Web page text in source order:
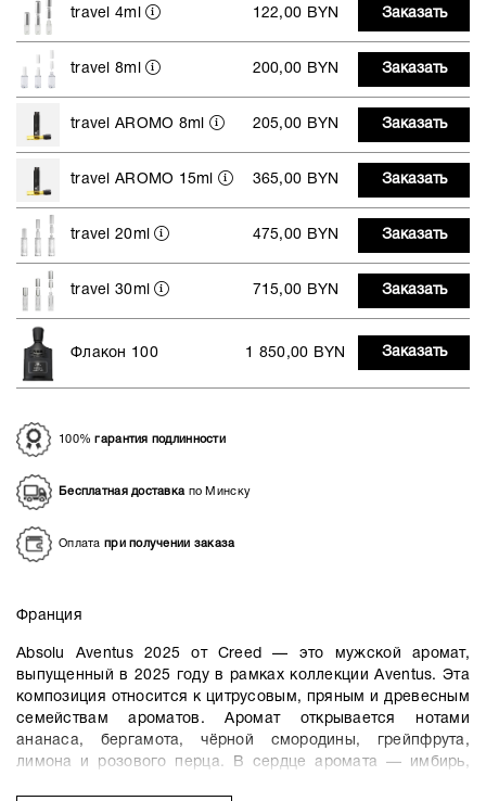
travel 4ml 122,00 BYN Заказать
travel 8ml 200,00 BYN Заказать
travel AROMO 8ml 205,00 BYN Заказать
travel AROMO 15ml 365,00 BYN Заказать
travel 20ml 475,00 BYN Заказать
travel 30ml 715,00 BYN Заказать
Флакон 100 1 850,00 BYN Заказать
100%гарантия подлинности
Бесплатная доставкапо Минску
Оплата при получении заказа
Франция
Absolu Aventus 2025 от Creed — это мужской аромат,
выпущенный в 2025 году в рамках коллекции Aventus. Эта
композиция относится к цитрусовым, пряным и древесным
семействам ароматов. Аромат открывается нотами
ананаса, бергамота, чёрной смородины, грейпфрута,
лимона и розового перца. В сердце аромата — имбирь,